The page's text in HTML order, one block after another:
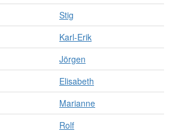
Stig
Karl-Erik
Jörgen
Elisabeth
Marianne
Rolf